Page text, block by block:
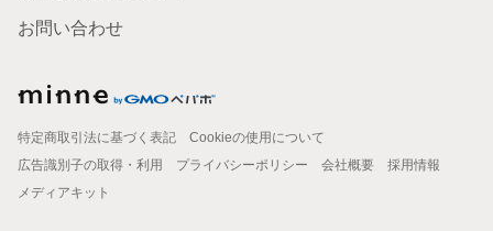
お問い合わせ
特定商取引法に基づく表記
Cookieの使用について
広告識別子の取得・利用
プライバシーポリシー 会社概要
採用情報
メディアキット